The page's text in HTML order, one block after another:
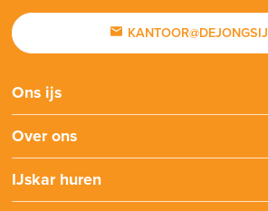
Ons ijs
Over ons
IJskar huren